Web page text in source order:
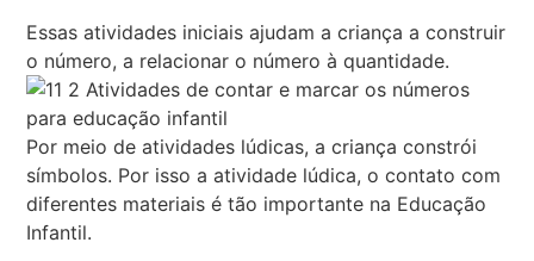
Essas atividades iniciais ajudam a criança a construir
o número, a relacionar o número à quantidade.
Por meio de atividades lúdicas, a criança constrói
símbolos. Por isso a atividade lúdica, o contato com
diferentes materiais é tão importante na Educação
Infantil.